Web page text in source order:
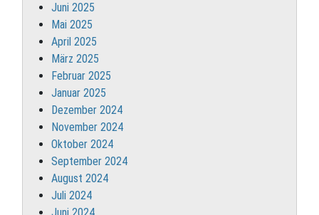
Juni 2025
Mai 2025
April 2025
März 2025
Februar 2025
Januar 2025
Dezember 2024
November 2024
Oktober 2024
September 2024
August 2024
Juli 2024
Juni 2024